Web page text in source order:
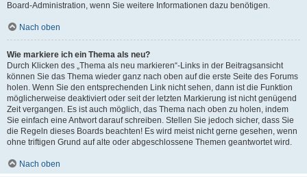
Board-Administration, wenn Sie weitere Informationen dazu benötigen.
Nach oben
Wie markiere ich ein Thema als neu?
Durch Klicken des „Thema als neu markieren“-Links in der Beitragsansicht
können Sie das Thema wieder ganz nach oben auf die erste Seite des Forums
holen. Wenn Sie den entsprechenden Link nicht sehen, dann ist die Funktion
möglicherweise deaktiviert oder seit der letzten Markierung ist nicht genügend
Zeit vergangen. Es ist auch möglich, das Thema nach oben zu holen, indem
Sie einfach eine Antwort darauf schreiben. Stellen Sie jedoch sicher, dass Sie
die Regeln dieses Boards beachten! Es wird meist nicht gerne gesehen, wenn
ohne triftigen Grund auf alte oder abgeschlossene Themen geantwortet wird.
Nach oben